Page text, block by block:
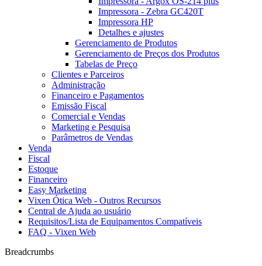
Impressora - Zebra GC420T
Impressora HP
Detalhes e ajustes
Gerenciamento de Produtos
Gerenciamento de Preços dos Produtos
Tabelas de Preço
Clientes e Parceiros
Administração
Financeiro e Pagamentos
Emissão Fiscal
Comercial e Vendas
Marketing e Pesquisa
Parâmetros de Vendas
Venda
Fiscal
Estoque
Financeiro
Easy Marketing
Vixen Ótica Web - Outros Recursos
Central de Ajuda ao usuário
Requisitos/Lista de Equipamentos Compatíveis
FAQ - Vixen Web
Breadcrumbs